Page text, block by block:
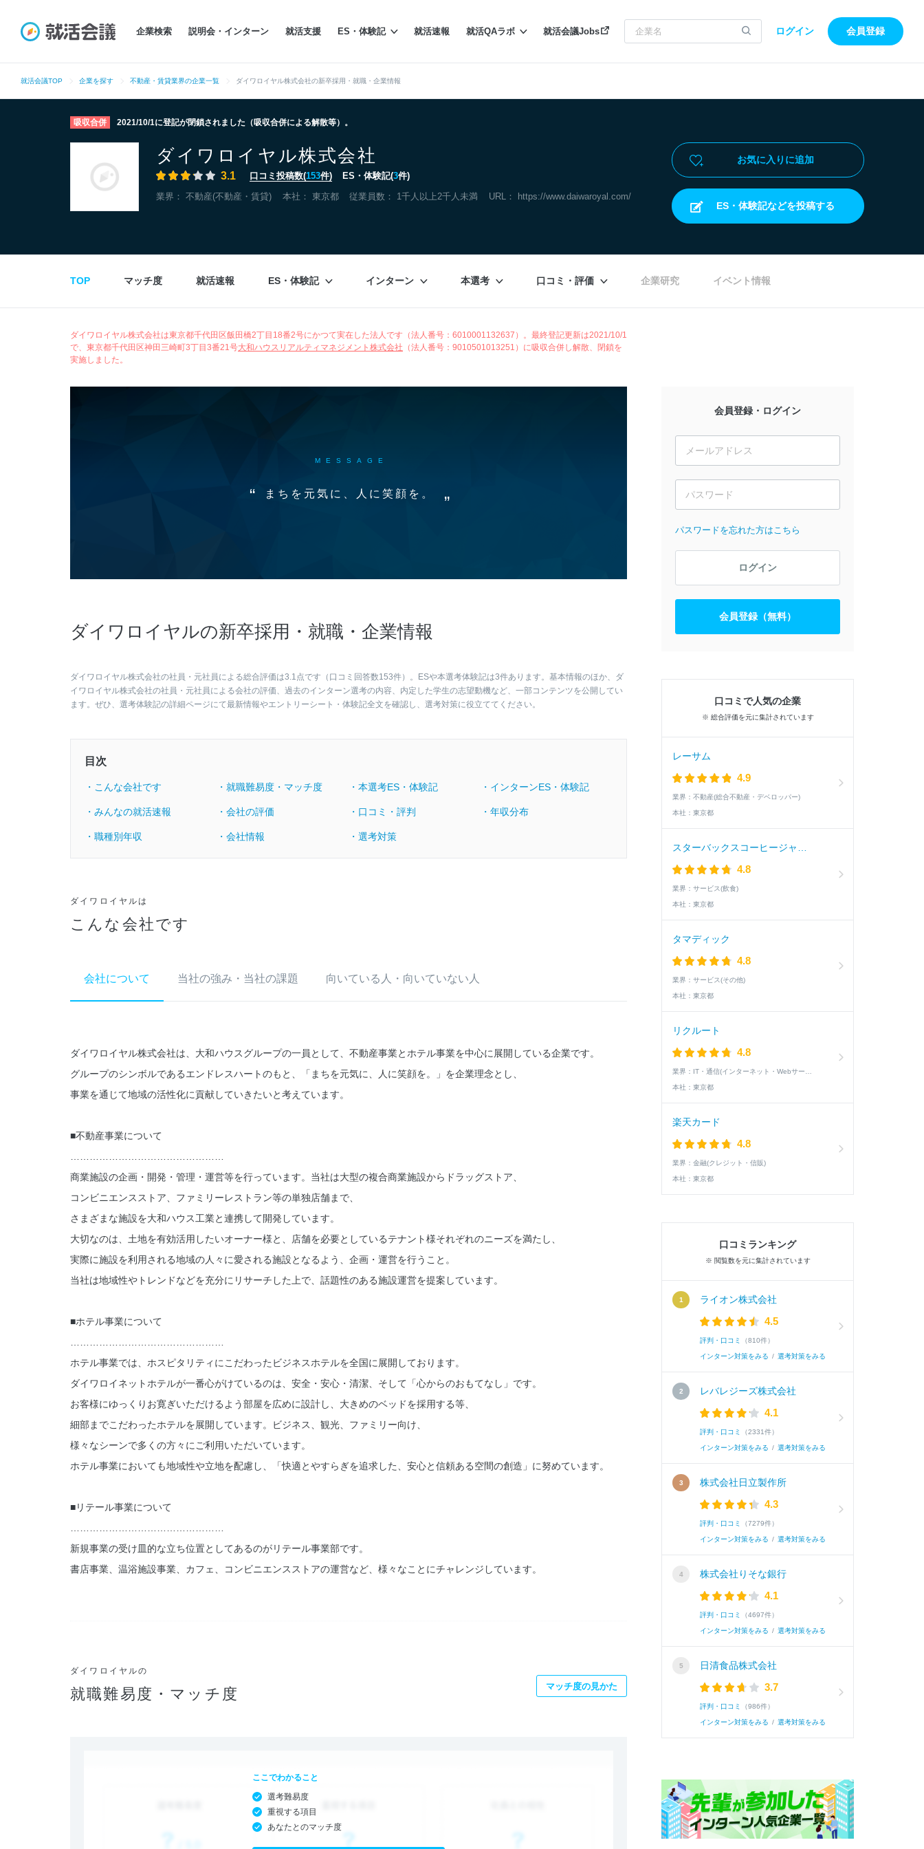
企業検索 説明会・インターン 就活支援 ES・体験記 就活速報 就活QAラボ 就活会議Jobs ログイン 会員登録
就活会議TOP 企業を探す 不動産・賃貸業界の企業一覧 ダイワロイヤル株式会社の新卒採用・就職・企業情報
吸収合併 2021/10/1に登記が閉鎖されました（吸収合併による解散等）。
ダイワロイヤル株式会社
3.1 口コミ投稿数(153件) ES・体験記(3件)
業界： 不動産(不動産・賃貸) 本社： 東京都 従業員数： 1千人以上2千人未満 URL： https://www.daiwaroyal.com/
お気に入りに追加
ES・体験記などを投稿する
TOP マッチ度 就活速報 ES・体験記 インターン 本選考 口コミ・評価 企業研究 イベント情報
ダイワロイヤル株式会社は東京都千代田区飯田橋2丁目18番2号にかつて実在した法人です（法人番号：6010001132637）。最終登記更新は2021/10/1
で、東京都千代田区神田三崎町3丁目3番21号大和ハウスリアルティマネジメント株式会社 （法人番号：9010501013251）に吸収合併し解散、閉鎖を
実施しました。
MESSAGE
まちを元気に、人に笑顔を。
ダイワロイヤルの新卒採用・就職・企業情報
ダイワロイヤル株式会社の社員・元社員による総合評価は3.1点です（口コミ回答数153件）。ESや本選考体験記は3件あります。基本情報のほか、ダ
イワロイヤル株式会社の社員・元社員による会社の評価、過去のインターン選考の内容、内定した学生の志望動機など、一部コンテンツを公開してい
ます。ぜひ、選考体験記の詳細ページにて最新情報やエントリーシート・体験記全文を確認し、選考対策に役立ててください。
目次
・こんな会社です ・就職難易度・マッチ度 ・本選考ES・体験記 ・インターンES・体験記
・みんなの就活速報 ・会社の評価 ・口コミ・評判 ・年収分布
・職種別年収 ・会社情報 ・選考対策
ダイワロイヤルは
こんな会社です
会社について 当社の強み・当社の課題 向いている人・向いていない人
ダイワロイヤル株式会社は、大和ハウスグループの一員として、不動産事業とホテル事業を中心に展開している企業です。
グループのシンボルであるエンドレスハートのもと、「まちを元気に、人に笑顔を。」を企業理念とし、
事業を通じて地域の活性化に貢献していきたいと考えています。
■不動産事業について
商業施設の企画・開発・管理・運営等を行っています。当社は大型の複合商業施設からドラッグストア、
コンビニエンスストア、ファミリーレストラン等の単独店舗まで、
さまざまな施設を大和ハウス工業と連携して開発しています。
大切なのは、土地を有効活用したいオーナー様と、店舗を必要としているテナント様それぞれのニーズを満たし、
実際に施設を利用される地域の人々に愛される施設となるよう、企画・運営を行うこと。
当社は地域性やトレンドなどを充分にリサーチした上で、話題性のある施設運営を提案しています。
■ホテル事業について
ホテル事業では、ホスピタリティにこだわったビジネスホテルを全国に展開しております。
ダイワロイネットホテルが一番心がけているのは、安全・安心・清潔、そして「心からのおもてなし」です。
お客様にゆっくりお寛ぎいただけるよう部屋を広めに設計し、大きめのベッドを採用する等、
細部までこだわったホテルを展開しています。ビジネス、観光、ファミリー向け、
様々なシーンで多くの方々にご利用いただいています。
ホテル事業においても地域性や立地を配慮し、「快適とやすらぎを追求した、安心と信頼ある空間の創造」に努めています。
■リテール事業について
新規事業の受け皿的な立ち位置としてあるのがリテール事業部です。
書店事業、温浴施設事業、カフェ、コンビニエンスストアの運営など、様々なことにチャレンジしています。
ダイワロイヤルの
就職難易度・マッチ度 マッチ度の見かた
ここでわかること
選考難易度
重視する項目
あなたとのマッチ度
会員登録・ログイン
パスワードを忘れた方はこちら
ログイン
会員登録（無料）
口コミで人気の企業
※ 総合評価を元に集計されています
レーサム
4.9
業界： 不動産(総合不動産・デベロッパー)
本社： 東京都
4.8
業界： サービス(飲食)
本社： 東京都
タマディック
4.8
業界： サービス(その他)
本社： 東京都
リクルート
4.8
業界：
本社： 東京都
楽天カード
4.8
業界： 金融(クレジット・信販)
本社： 東京都
口コミランキング
※ 閲覧数を元に集計されています
ライオン株式会社
4.5
評判・口コミ （810件）
インターン対策をみる / 選考対策をみる
レバレジーズ株式会社
4.1
評判・口コミ （2331件）
インターン対策をみる / 選考対策をみる
株式会社日立製作所
4.3
評判・口コミ （7279件）
インターン対策をみる / 選考対策をみる
株式会社りそな銀行
4.1
評判・口コミ （4697件）
インターン対策をみる / 選考対策をみる
日清食品株式会社
3.7
評判・口コミ （986件）
インターン対策をみる / 選考対策をみる